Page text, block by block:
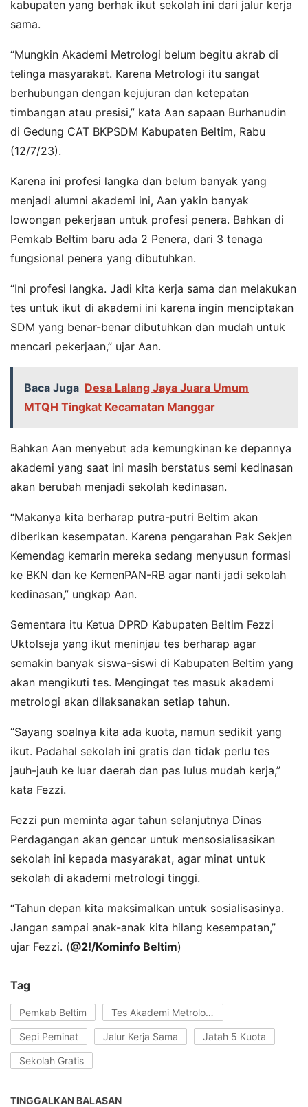
kabupaten yang berhak ikut sekolah ini dari jalur kerja
sama.
“Mungkin Akademi Metrologi belum begitu akrab di
telinga masyarakat. Karena Metrologi itu sangat
berhubungan dengan kejujuran dan ketepatan
timbangan atau presisi,” kata Aan sapaan Burhanudin
di Gedung CAT BKPSDM Kabupaten Beltim, Rabu
(12/7/23).
Karena ini profesi langka dan belum banyak yang
menjadi alumni akademi ini, Aan yakin banyak
lowongan pekerjaan untuk profesi penera. Bahkan di
Pemkab Beltim baru ada 2 Penera, dari 3 tenaga
fungsional penera yang dibutuhkan.
“Ini profesi langka. Jadi kita kerja sama dan melakukan
tes untuk ikut di akademi ini karena ingin menciptakan
SDM yang benar-benar dibutuhkan dan mudah untuk
mencari pekerjaan,” ujar Aan.
Baca Juga Desa Lalang Jaya Juara Umum
MTQH Tingkat Kecamatan Manggar
Bahkan Aan menyebut ada kemungkinan ke depannya
akademi yang saat ini masih berstatus semi kedinasan
akan berubah menjadi sekolah kedinasan.
“Makanya kita berharap putra-putri Beltim akan
diberikan kesempatan. Karena pengarahan Pak Sekjen
Kemendag kemarin mereka sedang menyusun formasi
ke BKN dan ke KemenPAN-RB agar nanti jadi sekolah
kedinasan,” ungkap Aan.
Sementara itu Ketua DPRD Kabupaten Beltim Fezzi
Uktolseja yang ikut meninjau tes berharap agar
semakin banyak siswa-siswi di Kabupaten Beltim yang
akan mengikuti tes. Mengingat tes masuk akademi
metrologi akan dilaksanakan setiap tahun.
“Sayang soalnya kita ada kuota, namun sedikit yang
ikut. Padahal sekolah ini gratis dan tidak perlu tes
jauh-jauh ke luar daerah dan pas lulus mudah kerja,”
kata Fezzi.
Fezzi pun meminta agar tahun selanjutnya Dinas
Perdagangan akan gencar untuk mensosialisasikan
sekolah ini kepada masyarakat, agar minat untuk
sekolah di akademi metrologi tinggi.
“Tahun depan kita maksimalkan untuk sosialisasinya.
Jangan sampai anak-anak kita hilang kesempatan,”
ujar Fezzi. (@2!/Kominfo Beltim)
Tag
Pemkab Beltim Tes Akademi Metrologi dan Instrumentasi
Sepi Peminat Jalur Kerja Sama Jatah 5 Kuota
Sekolah Gratis
TINGGALKAN BALASAN